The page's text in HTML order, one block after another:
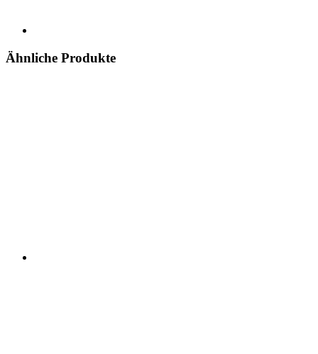
Ähnliche Produkte